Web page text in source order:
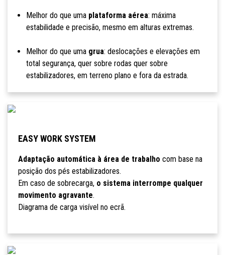
Melhor do que uma plataforma aérea: máxima
estabilidade e precisão, mesmo em alturas extremas.
Melhor do que uma grua: deslocações e elevações em
total segurança, quer sobre rodas quer sobre
estabilizadores, em terreno plano e fora da estrada.
EASY WORK SYSTEM
Adaptação automática à área de trabalho com base na
posição dos pés estabilizadores.
Em caso de sobrecarga, o sistema interrompe qualquer
movimento agravante.
Diagrama de carga visível no ecrã.